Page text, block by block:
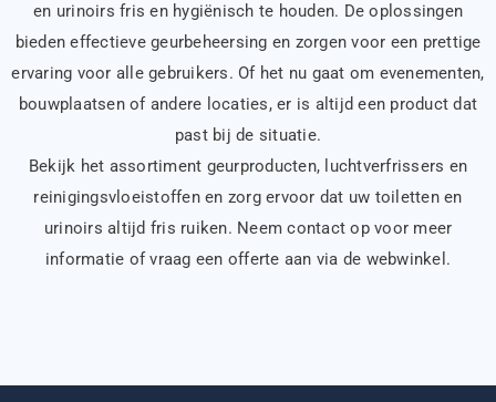
en urinoirs fris en hygiënisch te houden. De oplossingen
bieden effectieve geurbeheersing en zorgen voor een prettige
ervaring voor alle gebruikers. Of het nu gaat om evenementen,
bouwplaatsen of andere locaties, er is altijd een product dat
past bij de situatie.
Bekijk het assortiment geurproducten, luchtverfrissers en
reinigingsvloeistoffen en zorg ervoor dat uw toiletten en
urinoirs altijd fris ruiken. Neem contact op voor meer
informatie of vraag een offerte aan via de webwinkel.